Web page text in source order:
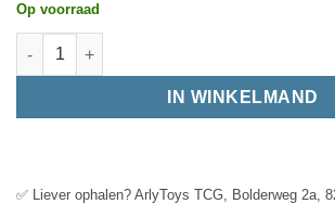
Op voorraad
IN WINKELMAND
✅ Liever ophalen? ArlyToys TCG, Bolderweg 2a,